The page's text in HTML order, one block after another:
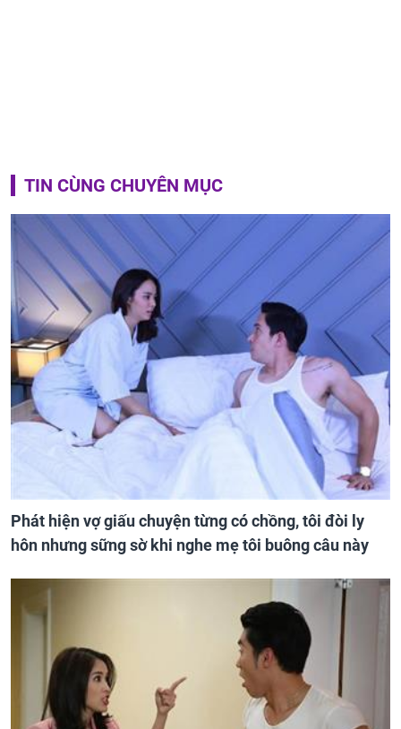
TIN CÙNG CHUYÊN MỤC
Phát hiện vợ giấu chuyện từng có chồng, tôi đòi ly
hôn nhưng sững sờ khi nghe mẹ tôi buông câu này